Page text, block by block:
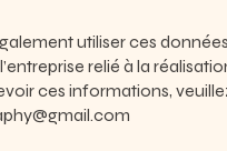
utiliser ces
relié à la
ces informations,